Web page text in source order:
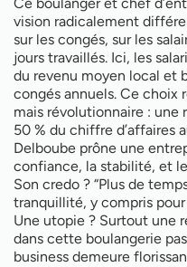
vision radicalement
sur les congés, sur les
jours travaillés. Ici, les
du revenu moyen local et
congés annuels. Ce choix
mais révolutionnaire : une
50 % du chiffre d’affaires
Delboube prône une
confiance, la stabilité, et
Son credo ? “Plus de
tranquillité, y compris pour
Une utopie ? Surtout une
dans cette boulangerie
business demeure